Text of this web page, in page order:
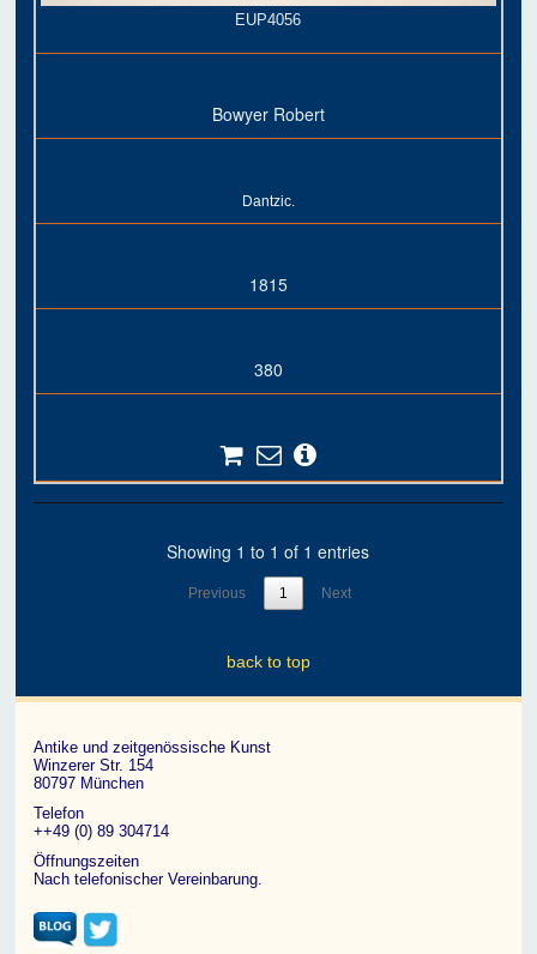
EUP4056
Bowyer Robert
Dantzic.
1815
380
Showing 1 to 1 of 1 entries
Previous 1 Next
back to top
Antike und zeitgenössische Kunst
Winzerer Str. 154
80797 München
Telefon
++49 (0) 89 304714
Öffnungszeiten
Nach telefonischer Vereinbarung.